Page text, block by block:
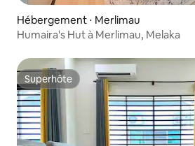
Hébergement ⋅ Merlimau
Humaira's Hut à Merlimau, Melaka
Superhôte
Superhôte